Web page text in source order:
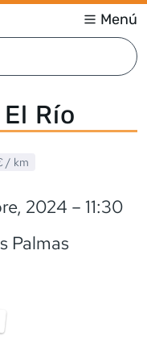
Menú
Río
/ km
2024 – 11:30
Palmas